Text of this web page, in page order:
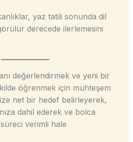
yaz tatili sonunda dil
derecede ilerlemesini
değerlendirmek ve yeni bir
öğrenmek için muhteşem
net bir hedef belirleyerek,
dahil ederek ve bolca
verimli hale